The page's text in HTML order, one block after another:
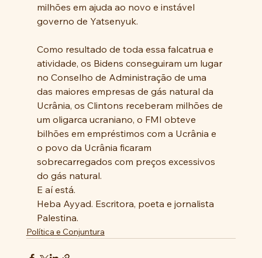
milhões em ajuda ao novo e instável
governo de Yatsenyuk.
Como resultado de toda essa falcatrua e
atividade, os Bidens conseguiram um lugar
no Conselho de Administração de uma
das maiores empresas de gás natural da
Ucrânia, os Clintons receberam milhões de
um oligarca ucraniano, o FMI obteve
bilhões em empréstimos com a Ucrânia e
o povo da Ucrânia ficaram
sobrecarregados com preços excessivos
do gás natural.
E aí está.
Heba Ayyad. Escritora, poeta e jornalista
Palestina.
Política e Conjuntura